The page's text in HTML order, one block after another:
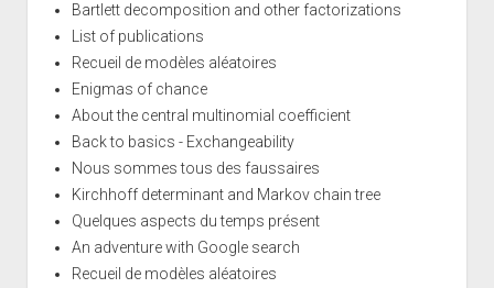
Bartlett decomposition and other factorizations
List of publications
Recueil de modèles aléatoires
Enigmas of chance
About the central multinomial coefficient
Back to basics - Exchangeability
Nous sommes tous des faussaires
Kirchhoff determinant and Markov chain tree
Quelques aspects du temps présent
An adventure with Google search
Recueil de modèles aléatoires